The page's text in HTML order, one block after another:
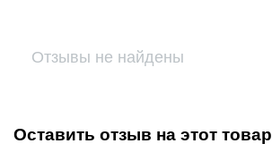
Отзывы не найдены
Оставить отзыв на этот товар